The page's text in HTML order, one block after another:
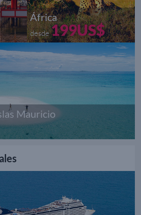
Mauricio
África
desde199US$